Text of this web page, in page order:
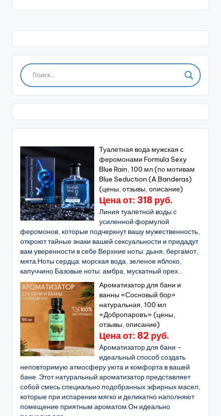
Туалетная вода мужская с
феромонами Formula Sexy
Blue Rain, 100 мл (по мотивам
Blue Seduction (A.Banderas)
(цены, отзывы, описание)
Цена от: 318 руб.
Линия туалетной воды с
усиленной формулой
феромонов, которые подчеркнут вашу мужественность,
откроют тайные знаки вашей сексуальности и придадут
вам уверенности в себе.Верхние ноты: дыня, бергамот,
мята.Ноты сердца: морская вода, зеленое яблоко,
капуччино.Базовые ноты: амбра, мускатный орех...
Ароматизатор для бани и
ванны «Сосновый бор»
натуральная, 100 мл
«Добропаровъ» (цены,
отзывы, описание)
Цена от: 82 руб.
Ароматизатор для бани -
идеальный способ создать
неповторимую атмосферу уюта и комфорта в вашей
бане. Этот натуральный ароматизатор представляет
собой смесь специально подобранных эфирных масел,
которые при испарении мягко и деликатно наполняют
помещение приятным ароматом.Он идеально